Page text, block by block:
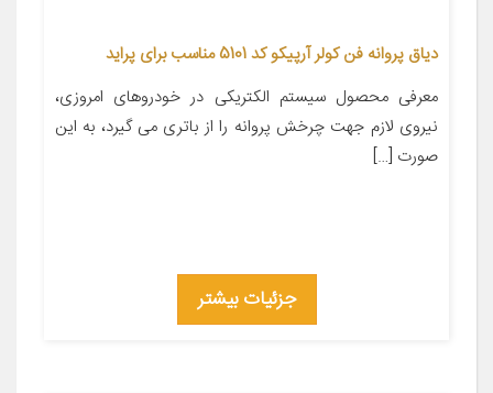
دیاق پروانه فن کولر آرپیکو کد 5101 مناسب برای پراید
معرفی محصول سیستم الکتریکی در خودروهای امروزی،
نیروی لازم جهت چرخش پروانه را از باتری می گیرد، به این
صورت […]
جزئیات بیشتر